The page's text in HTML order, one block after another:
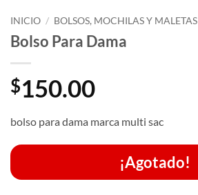
INICIO / BOLSOS, MOCHILAS Y MALETAS
Bolso Para Dama
$150.00
bolso para dama marca multi sac
¡Agotado!